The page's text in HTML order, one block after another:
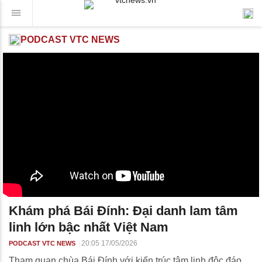
PODCAST VTC NEWS
Khám phá Bái Đính: Đại danh lam tâm
linh lớn bậc nhất Việt Nam
PODCAST VTC NEWS 20:05 17/05/2026